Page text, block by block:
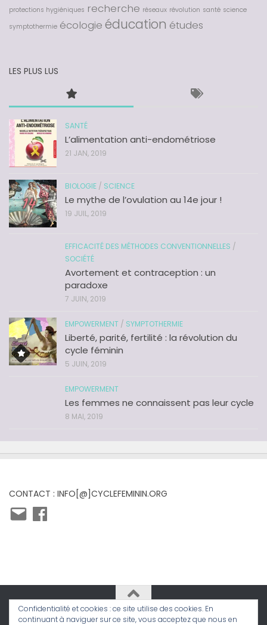
protections hygiéniques recherche réseaux révolution santé science
symptothermie écologie éducation études
LES PLUS LUS
SANTÉ
L’alimentation anti-endométriose
21 JAN, 2019
BIOLOGIE / SCIENCE
Le mythe de l’ovulation au 14e jour !
19 JUIL, 2019
EFFICACITÉ DES MÉTHODES CONVENTIONNELLES /
SOCIÉTÉ
Avortement et contraception : un
paradoxe
7 JUIN, 2019
EMPOWERMENT / SYMPTOTHERMIE
Liberté, parité, fertilité : la révolution du
cycle féminin
5 JUIN, 2019
EMPOWERMENT
Les femmes ne connaissent pas leur cycle
8 MAI, 2019
CONTACT : INFO[@]CYCLEFEMININ.ORG
E-
mail
Facebook
Cycle Féminin © 2026. Tous droits réservés.
Confidentialité et cookies : ce site utilise des cookies. En
continuant à naviguer sur ce site, vous acceptez que nous en